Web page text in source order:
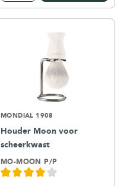
MONDIAL 1908
Houder Moon voor
scheerkwast
MO-MOON P/P